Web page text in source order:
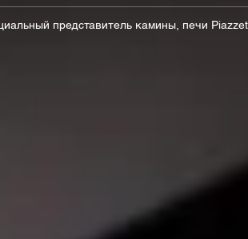
представитель камины, печи